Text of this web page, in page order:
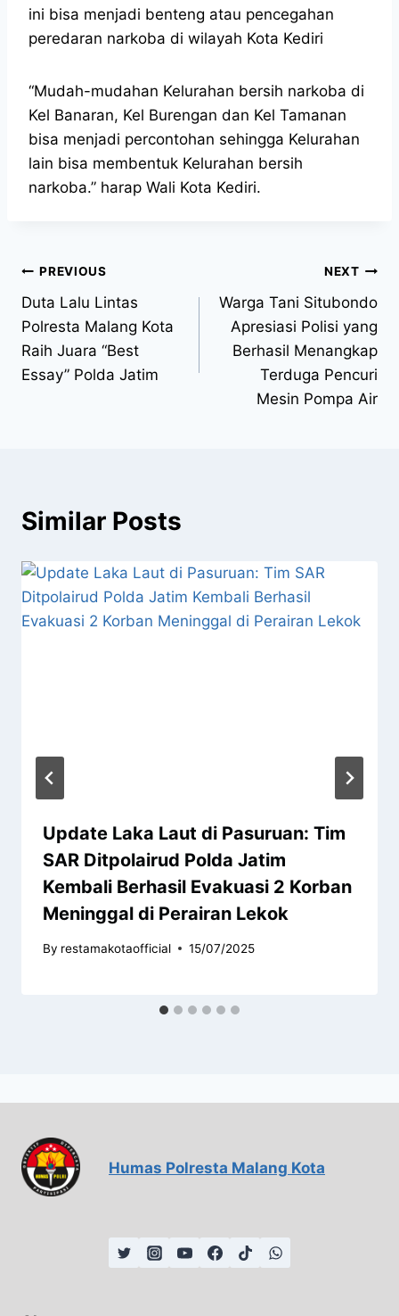
ini bisa menjadi benteng atau pencegahan
peredaran narkoba di wilayah Kota Kediri
“Mudah-mudahan Kelurahan bersih narkoba di
Kel Banaran, Kel Burengan dan Kel Tamanan
bisa menjadi percontohan sehingga Kelurahan
lain bisa membentuk Kelurahan bersih
narkoba.” harap Wali Kota Kediri.
PREVIOUS
Duta Lalu Lintas
Polresta Malang Kota
Raih Juara “Best
Essay” Polda Jatim
NEXT
Warga Tani Situbondo
Apresiasi Polisi yang
Berhasil Menangkap
Terduga Pencuri
Mesin Pompa Air
Similar Posts
Update Laka Laut di Pasuruan: Tim
SAR Ditpolairud Polda Jatim
Kembali Berhasil Evakuasi 2 Korban
Meninggal di Perairan Lekok
By restamakotaofficial 15/07/2025
Humas Polresta Malang Kota